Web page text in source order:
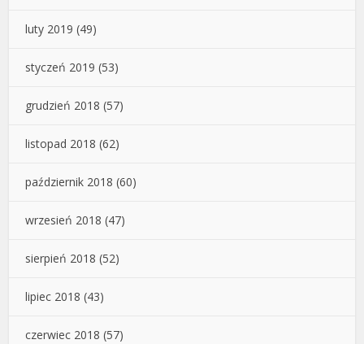
luty 2019 (49)
styczeń 2019 (53)
grudzień 2018 (57)
listopad 2018 (62)
październik 2018 (60)
wrzesień 2018 (47)
sierpień 2018 (52)
lipiec 2018 (43)
czerwiec 2018 (57)